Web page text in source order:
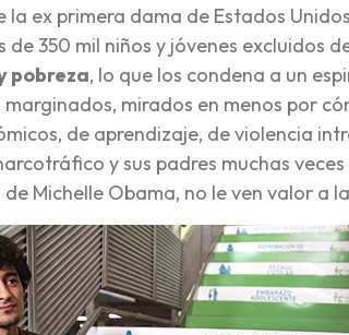
ex primera dama de Estados
de 350 mil niños y jóvenes excluidos
pobreza, lo que los condena a un
mirados en menos por
de aprendizaje, de violencia
y sus padres muchas
Michelle Obama, no le ven valor a